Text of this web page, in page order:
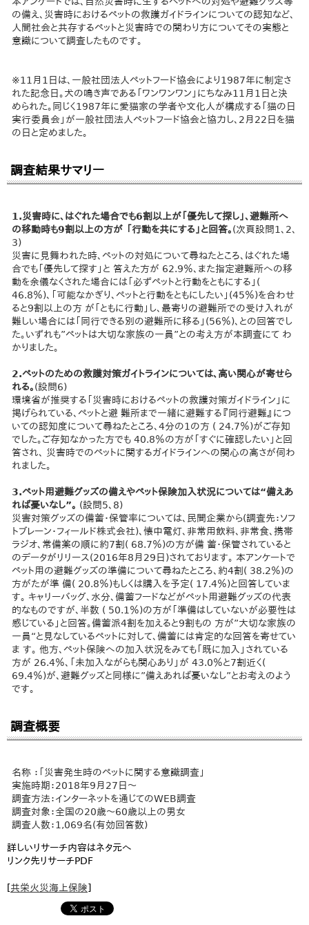
の備え、災害時におけるペットの救護ガイドラインについての認知など、
人間社会と共存するペットと災害時での関わり方についてその実態と
意識について調査したものです。
※11月1日は、一般社団法人ペットフード協会により1987年に制定さ
れた記念日。犬の鳴き声である「ワンワンワン」にちなみ11月1日と決
められた。同じく1987年に愛猫家の学者や文化人が構成する「猫の日
実行委員会」が一般社団法人ペットフード協会と協力し、2月22日を猫
の日と定めました。
調査結果サマリー
1.災害時に、はぐれた場合でも6割以上が「優先して探し」、避難所へ
の移動時も9割以上の方が 「行動を共にする」と回答。(次頁設問1、2、
3)
災害に見舞われた時、ペットの対処について尋ねたところ、はぐれた場
合でも「優先して探す」と 答えた方が 62.9％、また指定避難所への移
動を余儀なくされた場合には「必ずペットと行動をともにする」(
46.8％)、「可能なかぎり、ペットと行動をともにしたい」(45％)を合わせ
ると9割以上の方 が「ともに行動」し、最寄りの避難所での受け入れが
難しい場合には「同行できる別の避難所に移る」(56％)、との回答でし
た。いずれも”ペットは大切な家族の一員”との考え方が本調査にて わ
かりました。
2.ペットのための救護対策ガイトラインについては、高い関心が寄せら
れる。(設問6)
環境省が推奨する「災害時におけるペットの救護対策ガイドライン」に
掲げられている、ペットと避 難所まで一緒に避難する『同行避難』につ
いての認知度について尋ねたところ、4分の1の方 ( 24.7％)がご存知
でした。ご存知なかった方でも 40.8％の方が「すぐに確認したい」と回
答され、 災害時でのペットに関するガイドラインへの関心の高さが伺わ
れました。
3.ペット用避難グッズの備えやペット保険加入状況については“備えあ
れば憂いなし”。 (設問5、8)
災害対策グッズの備蓄・保管率については、民間企業から(調査先：ソフ
トブレーン・フィールド株式会社)、懐中電灯、非常用飲料、非常食、携帯
ラジオ、常備薬の順に約7割( 68.7％)の方が備 蓄・保管されていると
のデータがリリース(2016年8月29日)されております。 本アンケートで
ペット用の避難グッズの準備について尋ねたところ、約4割( 38.2％)の
方がたが準 備( 20.8％)もしくは購入を予定( 17.4％)と回答していま
す。 キャリーバッグ、水分、備蓄フードなどがペット用避難グッズの代表
的なものですが、半数 ( 50.1％)の方が「準備はしていないが必要性は
感じている」と回答。備蓄派4割を加えると9割もの 方が”大切な家族の
一員“と見なしているペットに対して、備蓄には肯定的な回答を寄せてい
ま す。 他方、ペット保険への加入状況をみても「既に加入」されている
方が 26.4％、「未加入ながらも関心あり」が 43.0％と7割近く(
69.4％)が、避難グッズと同様に”備えあれば憂いなし”とお考えのよう
です。
調査概要
名称 ：「災害発生時のペットに関する意識調査」
実施時期：2018年9月27日～
調査方法：インターネットを通じてのWEB調査
調査対象：全国の20歳～60歳以上の男女
調査人数：1,069名(有効回答数)
詳しいリサーチ内容はネタ元へ
リンク先リサーチPDF
[共栄火災海上保険]